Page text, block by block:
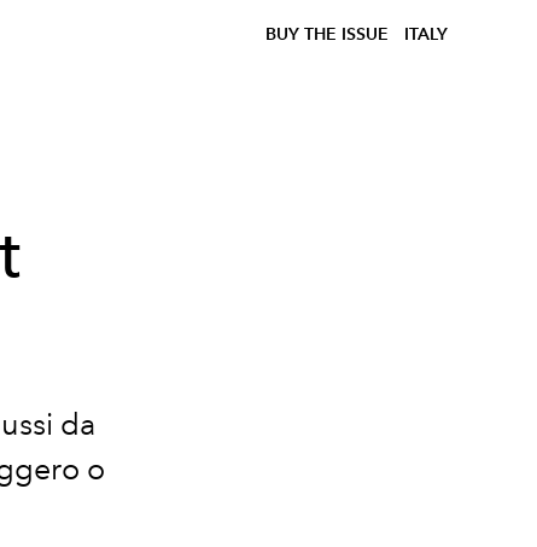
BUY THE ISSUE ITALY
da
o